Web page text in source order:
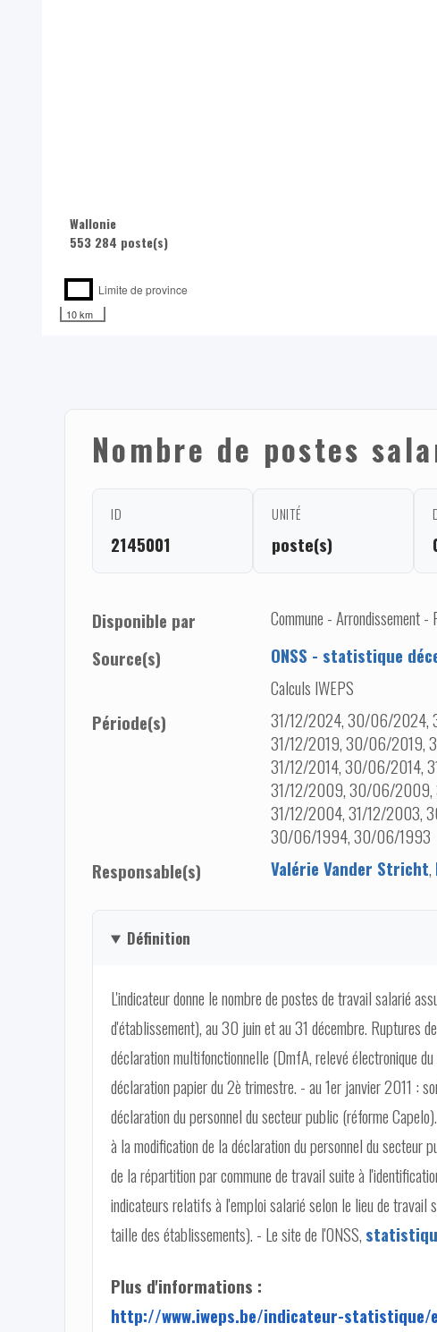
Wallonie
553 284 poste(s)
Limite de province
10 km
Nombre de postes
ID
2145001
UNITÉ
poste(s)
Disponible par
Commune - Arrondissement -
Source(s)
ONSS - statistique
Calculs IWEPS
Période(s)
31/12/2024, 30/06/2024,
31/12/2019, 30/06/2019,
31/12/2014, 30/06/2014,
31/12/2009, 30/06/
31/12/2004, 31/12/
30/06/1994, 30/06/1993
Responsable(s)
Valérie Vander Stricht,
Définition
L'indicateur donne le nombre de postes de travail salarié
d'établissement), au 30 juin et au 31 décembre. Ruptures
déclaration multifonctionnelle (DmfA, relevé électronique
déclaration papier du 2è trimestre. - au 1er janvier 2011 :
déclaration du personnel du secteur public (réforme
à la modification de la déclaration du personnel du
de la répartition par commune de travail suite à
indicateurs relatifs à l'emploi salarié selon le lieu de travail
taille des établissements). - Le site de l'ONSS,
Plus d'informations :
http://www.iweps.be/indicateur-